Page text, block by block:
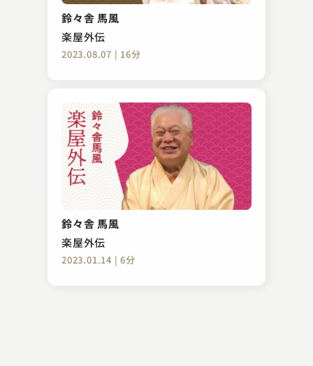
鈴々舎 馬風
楽屋外伝
2023.08.07 | 16分
鈴々舎 馬風
楽屋外伝
2023.01.14 | 6分
味噌蔵 バージョン2
2024.02.12 | 13分
三遊亭 遊馬
青菜
2024.06.12 | 13分